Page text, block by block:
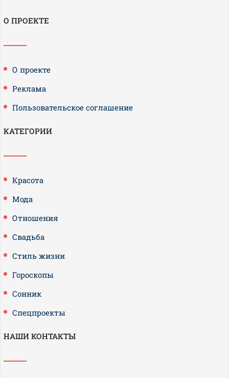
О ПРОЕКТЕ
О проекте
Реклама
Пользовательское соглашение
КАТЕГОРИИ
Красота
Мода
Отношения
Свадьба
Стиль жизни
Гороскопы
Сонник
Спецпроекты
НАШИ КОНТАКТЫ